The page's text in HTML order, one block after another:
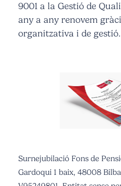
9001 a la Gestió de
any a any renovem
organitzativa i de gestió.
Surnejubilació Fons de
Gardoqui 1 baix, 48008